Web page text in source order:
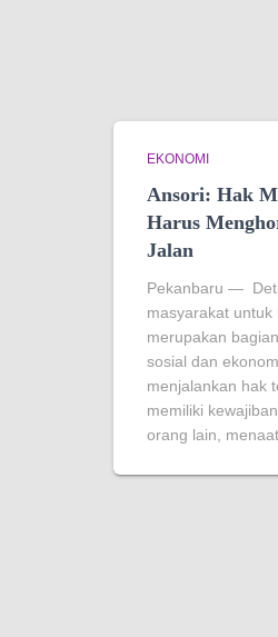
EKONOMI
Ansori: Hak
Harus
Jalan
Pekanbaru —
masyarakat
merupakan
sosial dan
menjalankan hak
memiliki
orang lain,